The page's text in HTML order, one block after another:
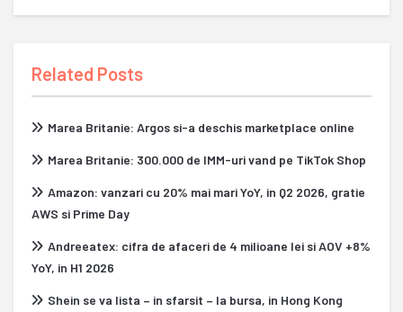
Related Posts
Marea Britanie: Argos si-a deschis marketplace online
Marea Britanie: 300.000 de IMM-uri vand pe TikTok Shop
Amazon: vanzari cu 20% mai mari YoY, in Q2 2026, gratie
AWS si Prime Day
Andreeatex: cifra de afaceri de 4 milioane lei si AOV +8%
YoY, in H1 2026
Shein se va lista – in sfarsit – la bursa, in Hong Kong